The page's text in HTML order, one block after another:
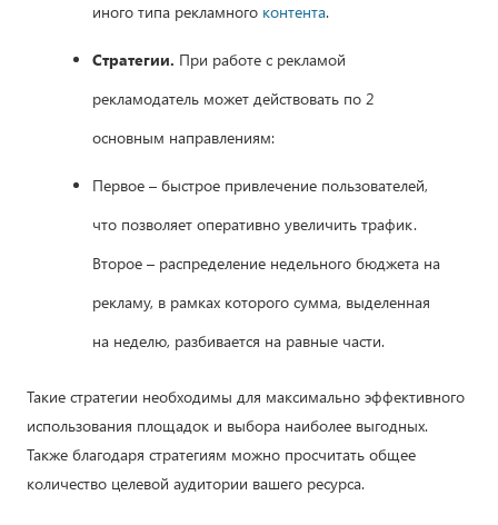
иного типа рекламного контента.
Стратегии. При работе с рекламой
рекламодатель может действовать по 2
основным направлениям:
Первое – быстрое привлечение пользователей,
что позволяет оперативно увеличить трафик.
Второе – распределение недельного бюджета на
рекламу, в рамках которого сумма, выделенная
на неделю, разбивается на равные части.
Такие стратегии необходимы для максимально эффективного
использования площадок и выбора наиболее выгодных.
Также благодаря стратегиям можно просчитать общее
количество целевой аудитории вашего ресурса.